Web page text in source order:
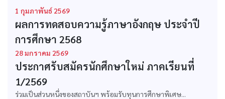
ก.พ. รับรองคุณวุฒิ
บัณฑิต สาขาวิชา
บริหารธุรกิจ
หลักสูตรบริหารธุรกิจ
มหาบัณฑิต สาขาวิชา
ก.พ. รับรองคุณวุฒิ
หลักสูตรบริหารธุรกิจ
บัณฑิต สาขาวิชา
คอมพิวเตอร์ธุรกิจ
หลักสูตรรัฐประศาสน
1 กุมภาพันธ์ 2569
ผลการทดสอบความรู้ภาษาอังกฤษ ประจำปี
การศึกษา 2568
28 มกราคม 2569
ประกาศรับสมัครนักศึกษาใหม่ ภาคเรียนที่
1/2569
ร่วมเป็นส่วนหนึ่งของสถาบันฯ พร้อมรับทุนการศึกษาพิเศษ...